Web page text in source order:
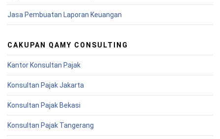
Jasa Pembuatan Laporan Keuangan
CAKUPAN QAMY CONSULTING
Kantor Konsultan Pajak
Konsultan Pajak Jakarta
Konsultan Pajak Bekasi
Konsultan Pajak Tangerang